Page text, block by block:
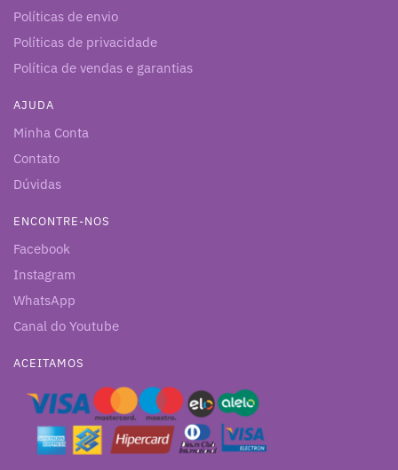
Políticas de envio
Políticas de privacidade
Política de vendas e garantias
AJUDA
Minha Conta
Contato
Dúvidas
ENCONTRE-NOS
Facebook
Instagram
WhatsApp
Canal do Youtube
ACEITAMOS